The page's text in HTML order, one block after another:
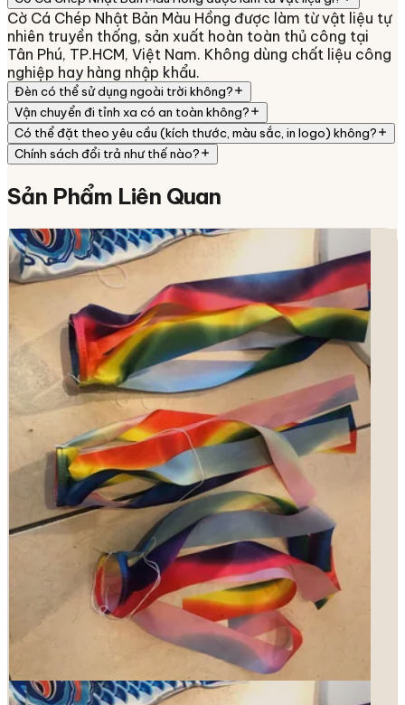
Cờ Cá Chép Nhật Bản Màu Hồng được làm từ vật liệu tự
nhiên truyền thống, sản xuất hoàn toàn thủ công tại
Tân Phú, TP.HCM, Việt Nam. Không dùng chất liệu công
nghiệp hay hàng nhập khẩu.
Đèn có thể sử dụng ngoài trời không?
Vận chuyển đi tỉnh xa có an toàn không?
Có thể đặt theo yêu cầu (kích thước, màu sắc, in logo) không?
Chính sách đổi trả như thế nào?
Sản Phẩm Liên Quan